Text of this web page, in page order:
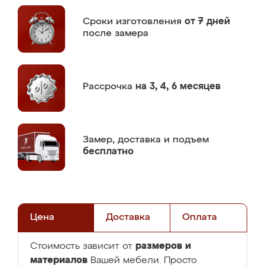
Сроки изготовления от 7 дней
после замера
Рассрочка на 3, 4, 6 месяцев
Замер, доставка и подъем
бесплатно
Цена Доставка Оплата
Стоимость зависит от размеров и
материалов Вашей мебели. Просто